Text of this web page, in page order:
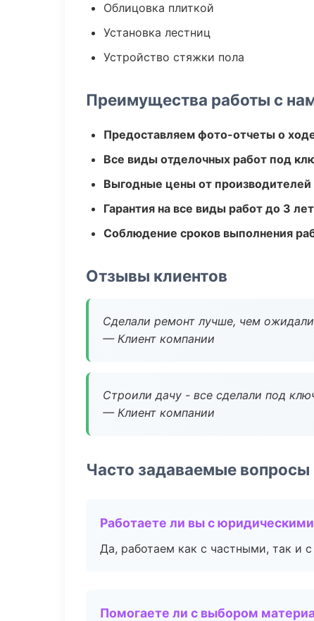
Облицовка плиткой
Установка лестниц
Устройство стяжки пола
Преимущества работы с
Предоставляем фото-отчеты о
Все виды отделочных работ под
Выгодные цены от производителей
Гарантия на все виды работ до 3 лет
Соблюдение сроков выполнения
Отзывы клиентов
Сделали ремонт лучше, чем
— Клиент компании
Строили дачу - все сделали под
— Клиент компании
Часто задаваемые вопросы
Работаете ли вы с
Да, работаем как с частными, так и
Помогаете ли с выбором